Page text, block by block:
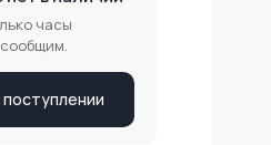
часы